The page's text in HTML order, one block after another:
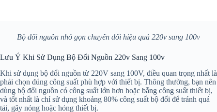
Bộ đổi nguồn nhỏ gọn chuyển đổi hiệu quả 220v sang 100v
Lưu Ý Khi Sử Dụng Bộ Đổi Nguồn 220v Sang 100v
Khi sử dụng bộ đổi nguồn từ 220V sang 100V, điều quan trọng nhất là
phải chọn đúng công suất phù hợp với thiết bị. Thông thường, bạn nên
dùng bộ đổi nguồn có công suất lớn hơn hoặc bằng công suất thiết bị,
và tốt nhất là chỉ sử dụng khoảng 80% công suất bộ đổi để tránh quá
tải, gây nóng hoặc hỏng thiết bị.